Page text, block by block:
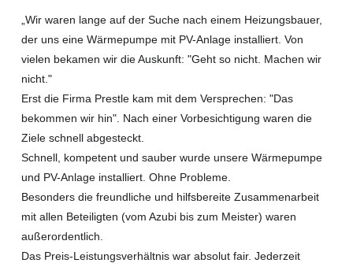
„Wir waren lange auf der Suche nach einem Heizungsbauer,
der uns eine Wärmepumpe mit PV-Anlage installiert. Von
vielen bekamen wir die Auskunft: "Geht so nicht. Machen wir
nicht."
Erst die Firma Prestle kam mit dem Versprechen: "Das
bekommen wir hin". Nach einer Vorbesichtigung waren die
Ziele schnell abgesteckt.
Schnell, kompetent und sauber wurde unsere Wärmepumpe
und PV-Anlage installiert. Ohne Probleme.
Besonders die freundliche und hilfsbereite Zusammenarbeit
mit allen Beteiligten (vom Azubi bis zum Meister) waren
außerordentlich.
Das Preis-Leistungsverhältnis war absolut fair. Jederzeit